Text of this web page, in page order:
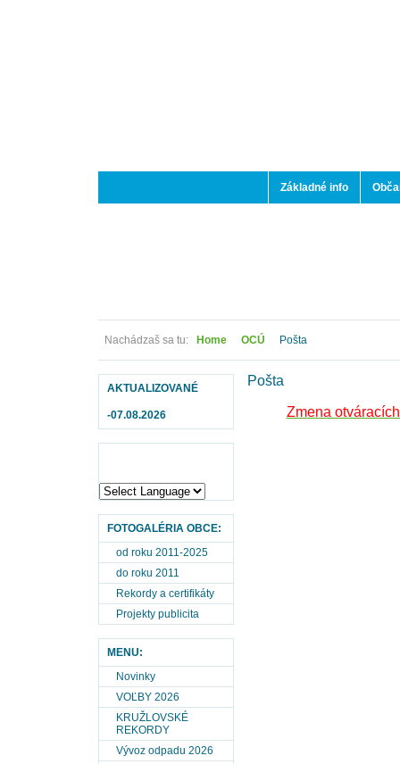
Základné info
Nachádzaš sa tu: Home OCÚ Pošta
AKTUALIZOVANÉ
-07.08.2026
FOTOGALÉRIA OBCE:
od roku 2011-2025
do roku 2011
Rekordy a certifikáty
Projekty publicita
MENU:
Novinky
VOĽBY 2026
KRUŽLOVSKÉ
REKORDY
Vývoz odpadu 2026
Pošta
Zmena